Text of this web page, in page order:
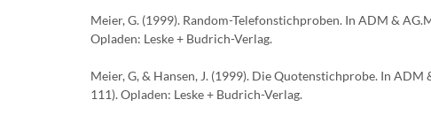
Meier, G. (1999). Random-Telefonstichproben. In ADM &
Opladen: Leske + Budrich-Verlag.
Meier, G, & Hansen, J. (1999). Die Quotenstichprobe. In
111). Opladen: Leske + Budrich-Verlag.